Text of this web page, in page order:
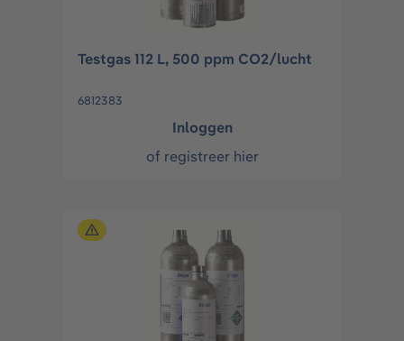
Testgas 112 L, 500 ppm CO2/lucht
6812383
Inloggen
of registreer hier